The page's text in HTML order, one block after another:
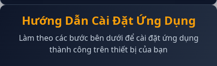
Hướng Dẫn Cài Đặt Ứng Dụng
Làm theo các bước bên dưới để cài đặt ứng dụng
thành công trên thiết bị của bạn